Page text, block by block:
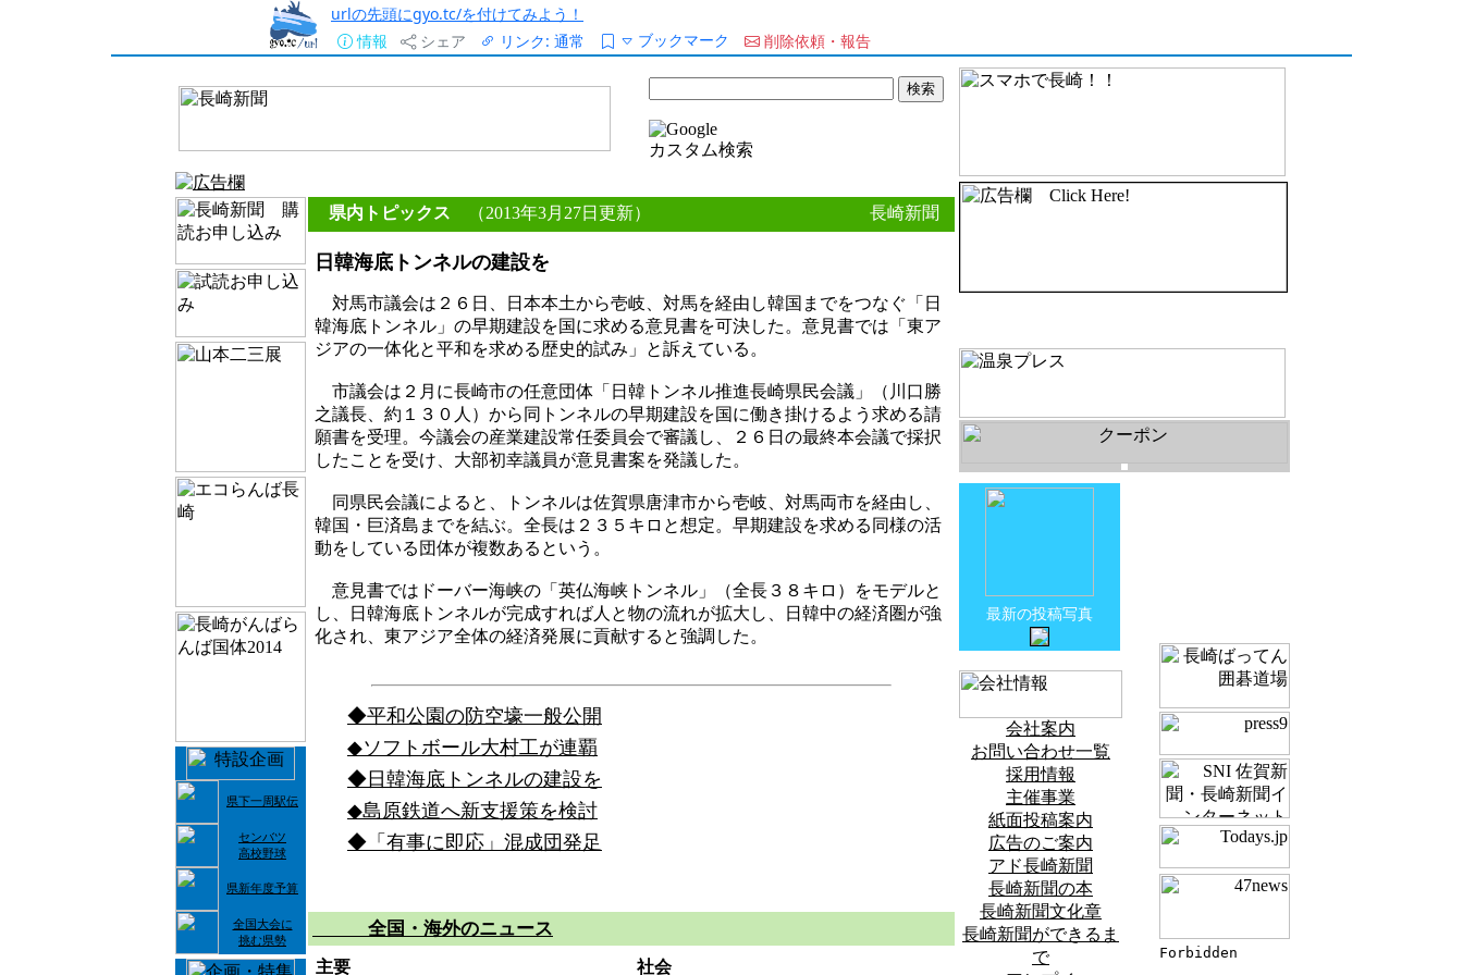
urlの先頭にgyo.tc/を付けてみよう！
情報
シェア リンク: 通常 ブックマーク 削除依頼・報告